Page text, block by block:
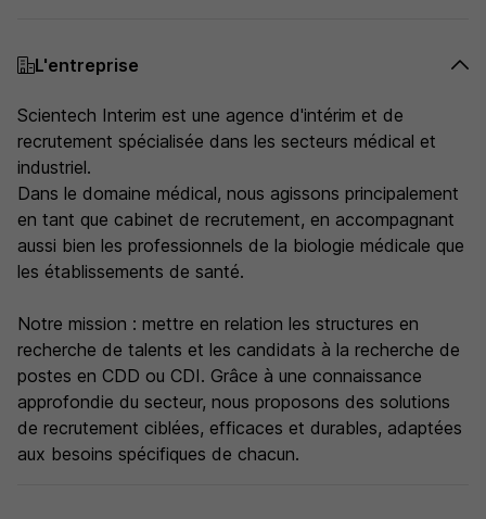
L'entreprise
Scientech Interim est une agence d'intérim et de
recrutement spécialisée dans les secteurs médical et
industriel.
Dans le domaine médical, nous agissons principalement
en tant que cabinet de recrutement, en accompagnant
aussi bien les professionnels de la biologie médicale que
les établissements de santé.
Notre mission : mettre en relation les structures en
recherche de talents et les candidats à la recherche de
postes en CDD ou CDI. Grâce à une connaissance
approfondie du secteur, nous proposons des solutions
de recrutement ciblées, efficaces et durables, adaptées
aux besoins spécifiques de chacun.